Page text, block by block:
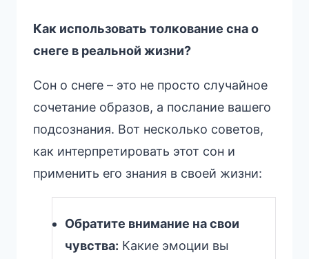
Как использовать толкование сна о
снеге в реальной жизни?
Сон о снеге – это не просто случайное
сочетание образов, а послание вашего
подсознания. Вот несколько советов,
как интерпретировать этот сон и
применить его знания в своей жизни:
Обратите внимание на свои
чувства: Какие эмоции вы